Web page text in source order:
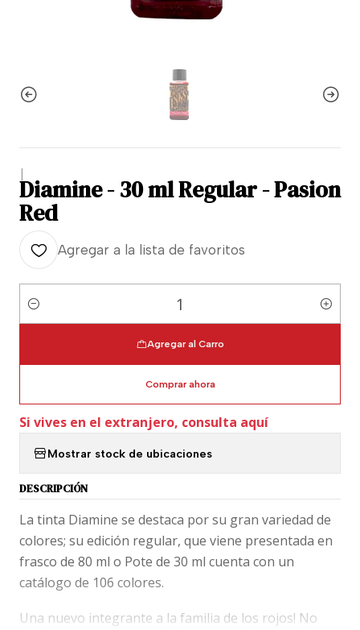
|
Diamine - 30 ml Regular - Pasion
Red
Agregar a la lista de favoritos
Cantidad
Agregar al Carro
Comprar ahora
Si vives en el extranjero, consulta aquí
Mostrar stock de ubicaciones
DESCRIPCIÓN
La tinta Diamine se destaca por su gran variedad de
colores; su edición regular, que viene presentada en
frasco de 80 ml o Pote de 30 ml cuenta con un
catálogo de 106 colores.
Una nuevo integrante a la familia de los rojos! No